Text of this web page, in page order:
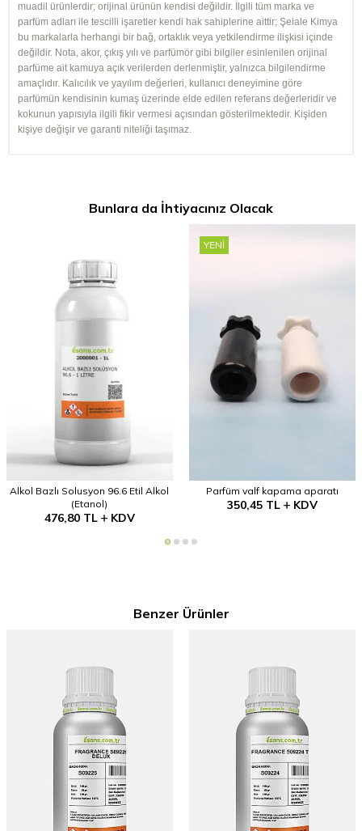
muadil ürünlerdir; orijinal ürünün kendisi değildir. İlgili tüm marka ve
parfüm adları ile tescilli işaretler kendi hak sahiplerine aittir; Şelale Kimya
bu markalarla herhangi bir bağ, ortaklık veya yetkilendirme ilişkisi içinde
değildir. Nota, akor, çıkış yılı ve parfümör gibi bilgiler esinlenilen orijinal
parfüme ait kamuya açık verilerden derlenmiştir, yalnızca bilgilendirme
amaçlıdır. Kalıcılık ve yayılım değerleri, kullanıcı deneyimine göre
parfümün kendisinin kumaş üzerinde elde edilen referans değerleridir ve
kokunun yapısıyla ilgili fikir vermesi açısından gösterilmektedir. Kişiden
kişiye değişir ve garanti niteliği taşımaz.
Bunlara da İhtiyacınız Olacak
Alkol Bazlı Solusyon 96.6 Etil Alkol
(Etanol)
476,80TL KDV
YENI
Parfüm valf kapama aparatı
350,45 TL KDV
Benzer Ürünler